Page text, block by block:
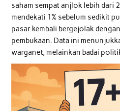
saham sempat anjlok lebih dari
mendekati 1% sebelum sedikit
pasar kembali bergejolak
pembukaan. Data ini
warganet, melainkan badai